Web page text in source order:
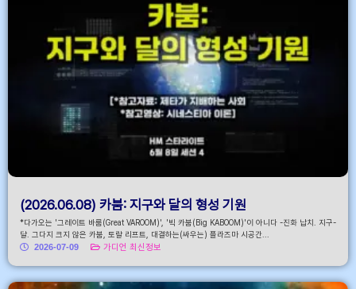
(2026.06.08) 카붐: 지구와 달의 형성 기원
*다가오는 '그레이트 바룸(Great VAROOM)', '빅 카붐(Big KABOOM)'이 아니다 -진화 납치. 지구-
달. 그다지 크지 않은 카붐, 토랄 리프트, 대결하는(싸우는) 플라즈마 시공간...
2026-07-09
가디언 최신정보